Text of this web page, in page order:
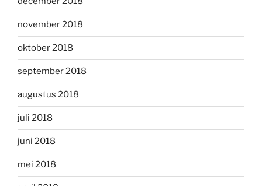
november 2018
oktober 2018
september 2018
augustus 2018
juli 2018
juni 2018
mei 2018